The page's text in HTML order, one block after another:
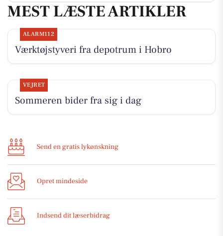
MEST LÆSTE ARTIKLER
ALARM112
Værktøjstyveri fra depotrum i Hobro
VEJRET
Sommeren bider fra sig i dag
Send en gratis lykønskning
Opret mindeside
Indsend dit læserbidrag